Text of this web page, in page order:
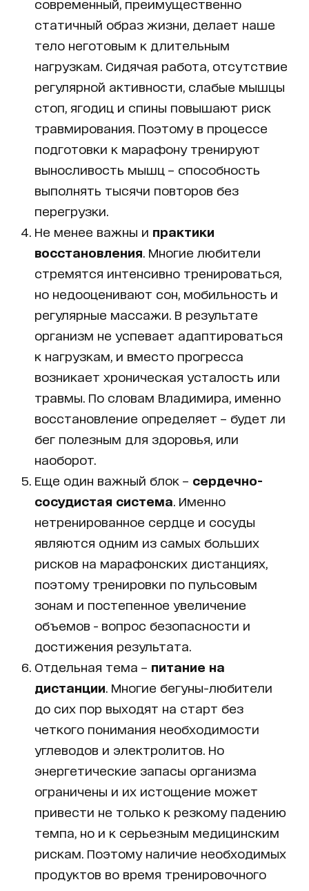
современный, преимущественно
статичный образ жизни, делает наше
тело неготовым к длительным
нагрузкам. Сидячая работа, отсутствие
регулярной активности, слабые мышцы
стоп, ягодиц и спины повышают риск
травмирования. Поэтому в процессе
подготовки к марафону тренируют
выносливость мышц – способность
выполнять тысячи повторов без
перегрузки.
Не менее важны и практики
восстановления . Многие любители
стремятся интенсивно тренироваться,
но недооценивают сон, мобильность и
регулярные массажи. В результате
организм не успевает адаптироваться
к нагрузкам, и вместо прогресса
возникает хроническая усталость или
травмы. По словам Владимира, именно
восстановление определяет – будет ли
бег полезным для здоровья, или
наоборот.
Еще один важный блок – сердечно-
сосудистая система . Именно
нетренированное сердце и сосуды
являются одним из самых больших
рисков на марафонских дистанциях,
поэтому тренировки по пульсовым
зонам и постепенное увеличение
объемов - вопрос безопасности и
достижения результата.
Отдельная тема – питание на
дистанции . Многие бегуны-любители
до сих пор выходят на старт без
четкого понимания необходимости
углеводов и электролитов. Но
энергетические запасы организма
ограничены и их истощение может
привести не только к резкому падению
темпа, но и к серьезным медицинским
рискам. Поэтому наличие необходимых
продуктов во время тренировочного